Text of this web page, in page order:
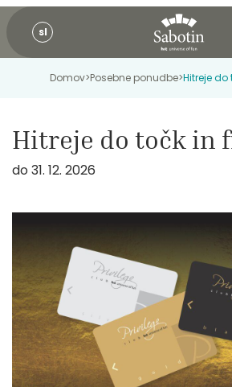
sl
Domov>Posebne ponudbe>Hitreje do
Hitreje do točk in
do 31. 12. 2026